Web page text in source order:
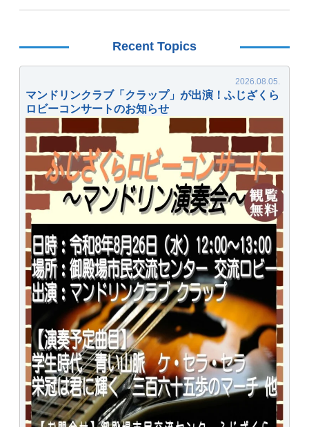
Recent Topics
マンドリンクラブ「クラップ」が出演！ふじざくら
ロビーコンサートのお知らせ